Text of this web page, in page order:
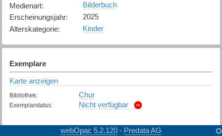
Medienart:
Bilderbuch
Erscheinungsjahr:
2025
Alterskategorie: Kinder
Exemplare
Karte anzeigen
Bibliothek: Chur
Exemplarstatus: Nicht verfügbar
webOpac 5.2.120 - Predata AG